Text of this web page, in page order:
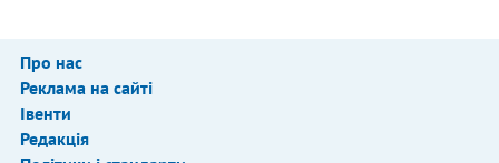
Про нас
Реклама на сайті
Івенти
Редакція